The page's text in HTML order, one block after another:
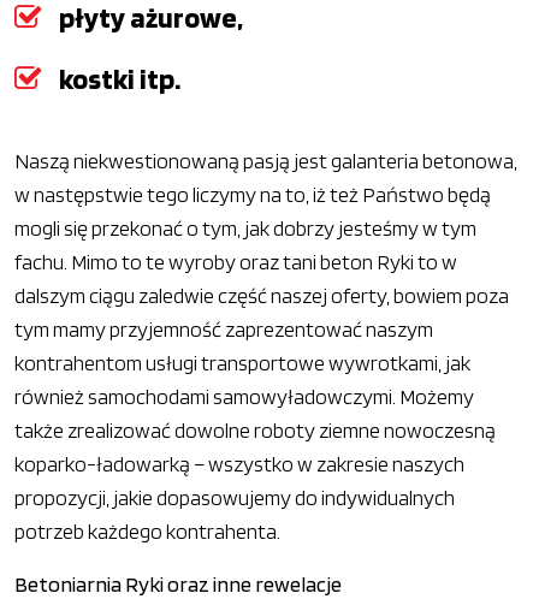
płyty ażurowe,
kostki itp.
Naszą niekwestionowaną pasją jest galanteria betonowa,
w następstwie tego liczymy na to, iż też Państwo będą
mogli się przekonać o tym, jak dobrzy jesteśmy w tym
fachu. Mimo to te wyroby oraz tani beton Ryki to w
dalszym ciągu zaledwie część naszej oferty, bowiem poza
tym mamy przyjemność zaprezentować naszym
kontrahentom usługi transportowe wywrotkami, jak
również samochodami samowyładowczymi. Możemy
także zrealizować dowolne roboty ziemne nowoczesną
koparko-ładowarką – wszystko w zakresie naszych
propozycji, jakie dopasowujemy do indywidualnych
potrzeb każdego kontrahenta.
Betoniarnia Ryki oraz inne rewelacje